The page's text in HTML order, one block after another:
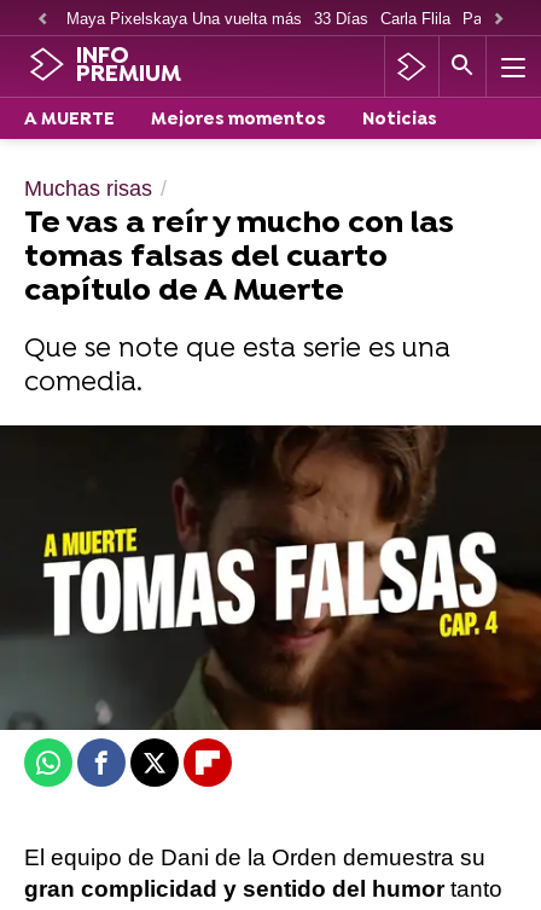
Maya Pixelskaya Una vuelta más 33 Días Carla Flila Paco
INFO
PREMIUM
A MUERTE Mejores momentos Noticias
Muchas risas
Te vas a reír y mucho con las
tomas falsas del cuarto
capítulo de A Muerte
Que se note que esta serie es una
comedia.
Las mejores tomas falsas del capítulo 2 de A
Victoria Esquilas
Publicado: 10 de julio de 2025, 13:53
WhatsappFacebook
X Flipboard
El equipo de Dani de la Orden demuestra su
gran complicidad y sentido del humortanto